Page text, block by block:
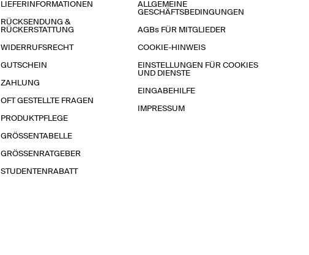
LIEFERINFORMATIONEN
RÜCKSENDUNG &
RÜCKERSTATTUNG
WIDERRUFSRECHT
GUTSCHEIN
ZAHLUNG
OFT GESTELLTE FRAGEN
PRODUKTPFLEGE
GRÖSSENTABELLE
GRÖSSENRATGEBER
STUDENTENRABATT
ALLGEMEINE
GESCHÄFTSBEDINGUNGEN
AGBs FÜR MITGLIEDER
COOKIE-HINWEIS
EINSTELLUNGEN FÜR COOKIES
UND DIENSTE
EINGABEHILFE
IMPRESSUM